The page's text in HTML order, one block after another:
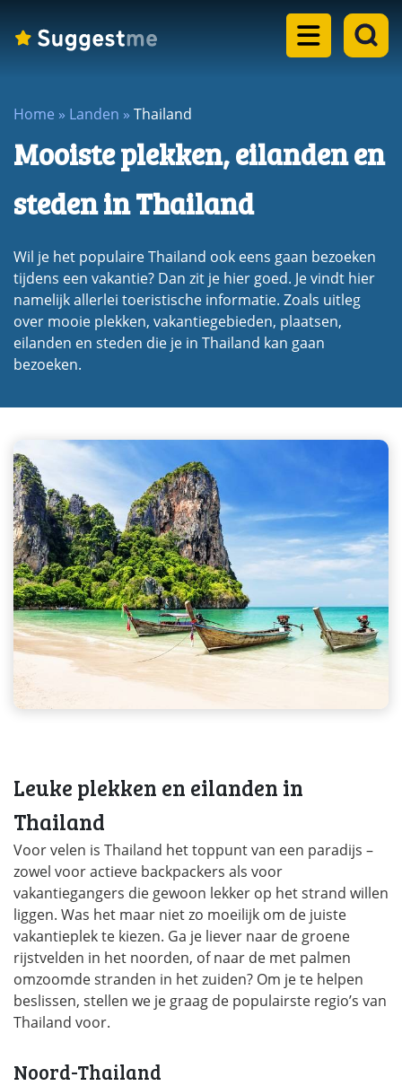
Landen
dropdown
menu
Eilanden
dropdown
dropdown
menu
Meren
dropdown
menu
Rondreizen
dropdown
Blogs
Home » Landen » Thailand
Mooiste plekken, eilanden en
steden in Thailand
Wil je het populaire Thailand ook eens gaan bezoeken
tijdens een vakantie? Dan zit je hier goed. Je vindt hier
namelijk allerlei toeristische informatie. Zoals uitleg
over mooie plekken, vakantiegebieden, plaatsen,
eilanden en steden die je in Thailand kan gaan
bezoeken.
Leuke plekken en eilanden in
Thailand
Voor velen is Thailand het toppunt van een paradijs –
zowel voor actieve backpackers als voor
vakantiegangers die gewoon lekker op het strand willen
liggen. Was het maar niet zo moeilijk om de juiste
vakantieplek te kiezen. Ga je liever naar de groene
rijstvelden in het noorden, of naar de met palmen
omzoomde stranden in het zuiden? Om je te helpen
beslissen, stellen we je graag de populairste regio’s van
Thailand voor.
Noord-Thailand